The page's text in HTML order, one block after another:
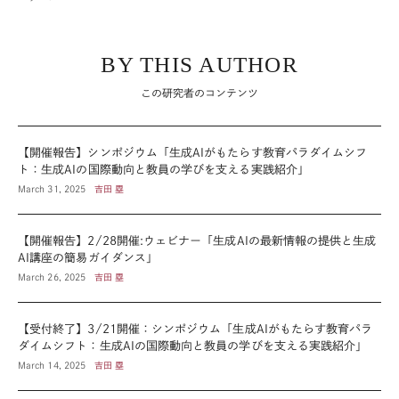
BY THIS AUTHOR
この研究者のコンテンツ
【開催報告】シンポジウム「生成AIがもたらす教育パラダイムシフ
ト：生成AIの国際動向と教員の学びを支える実践紹介」
March 31, 2025 吉田 塁
【開催報告】2/28開催:ウェビナー「生成AIの最新情報の提供と生成
AI講座の簡易ガイダンス」
March 26, 2025 吉田 塁
【受付終了】3/21開催：シンポジウム「生成AIがもたらす教育パラ
ダイムシフト：生成AIの国際動向と教員の学びを支える実践紹介」
March 14, 2025 吉田 塁